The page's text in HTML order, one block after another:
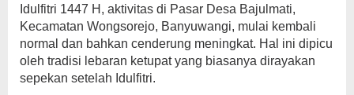
Idulfitri 1447 H, aktivitas di Pasar Desa Bajulmati,
Kecamatan Wongsorejo, Banyuwangi, mulai kembali
normal dan bahkan cenderung meningkat. Hal ini dipicu
oleh tradisi lebaran ketupat yang biasanya dirayakan
sepekan setelah Idulfitri.